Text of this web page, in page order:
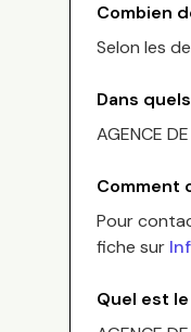
Combien
Selon les
Dans
AGENCE
Comment
Pour
fiche sur
Quel est